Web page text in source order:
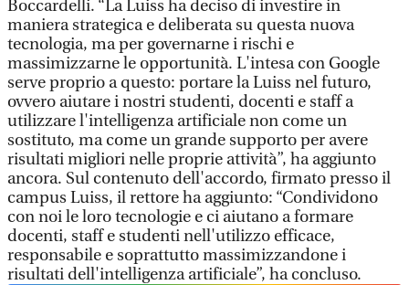
Boccardelli. “La Luiss ha deciso di investire in
maniera strategica e deliberata su questa nuova
tecnologia, ma per governarne i rischi e
massimizzarne le opportunità. L'intesa con Google
serve proprio a questo: portare la Luiss nel futuro,
ovvero aiutare i nostri studenti, docenti e staff a
utilizzare l'intelligenza artificiale non come un
sostituto, ma come un grande supporto per avere
risultati migliori nelle proprie attività”, ha aggiunto
ancora. Sul contenuto dell'accordo, firmato presso il
campus Luiss, il rettore ha aggiunto: “Condividono
con noi le loro tecnologie e ci aiutano a formare
docenti, staff e studenti nell'utilizzo efficace,
responsabile e soprattutto massimizzandone i
risultati dell'intelligenza artificiale”, ha concluso.